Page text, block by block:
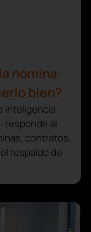
nómina:
bien?
inteligencia
responde al
contratos,
respaldo de